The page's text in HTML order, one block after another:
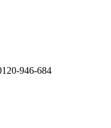
946-684